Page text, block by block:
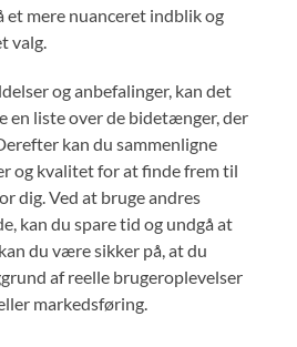
et mere nuanceret indblik og
valg.
og anbefalinger, kan det
en liste over de bidetænger, der
kan du sammenligne
og kvalitet for at finde frem til
dig. Ved at bruge andres
kan du spare tid og undgå at
du være sikker på, at du
af reelle brugeroplevelser
markedsføring.